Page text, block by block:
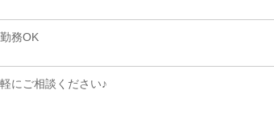
務OK
にご相談ください♪